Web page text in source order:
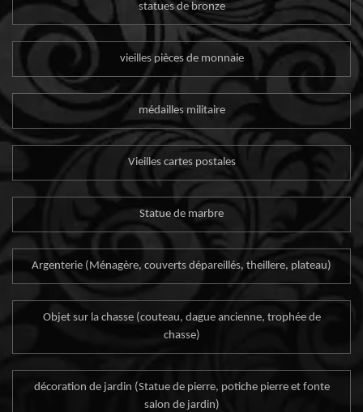
statues de bronze
vieilles pièces de monnaie
médailles militaire
Vieilles cartes postales
Statue de marbre
Argenterie (Ménagère, couverts dépareillés, theillere, plateau)
Objet sur la chasse (couteau, dague ancienne, trophée de
chasse)
décoration de jardin (Statue de pierre, potiche pierre et fonte
salon de jardin)